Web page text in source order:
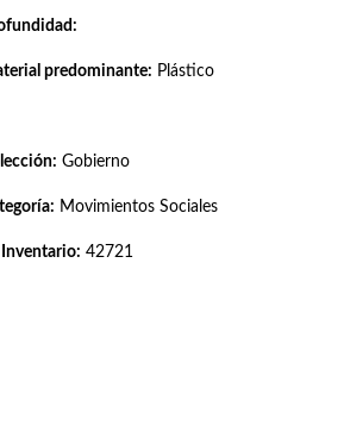
predominante: Plástico
Gobierno
Movimientos Sociales
Inventario: 42721